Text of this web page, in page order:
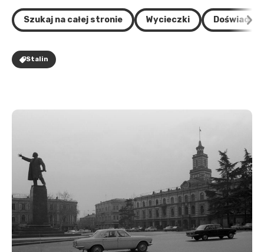
Szukaj na całej stronie Wycieczki
Stalin